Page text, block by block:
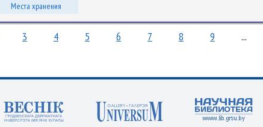
Места хранения
3 4 5 6 7 8 9 ...